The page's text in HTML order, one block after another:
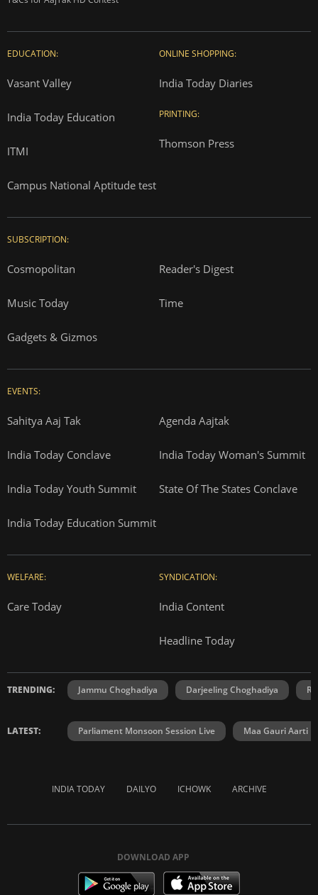
EDUCATION:
Vasant Valley
India Today Education
ITMI
Campus National Aptitude test
ONLINE SHOPPING:
India Today Diaries
PRINTING:
Thomson Press
SUBSCRIPTION:
Cosmopolitan Reader's Digest
Music Today Time
Gadgets & Gizmos
EVENTS:
Sahitya Aaj Tak Agenda Aajtak
India Today Conclave India Today Woman's Summit
India Today Youth Summit State Of The States Conclave
India Today Education Summit
WELFARE:
Care Today
SYNDICATION:
India Content
Headline Today
TRENDING: Jammu Choghadiya Darjeeling Choghadiya
LATEST: Parliament Monsoon Session Live Maa Gauri Aarti
INDIA TODAY DAILYO ICHOWK ARCHIVE
DOWNLOAD APP